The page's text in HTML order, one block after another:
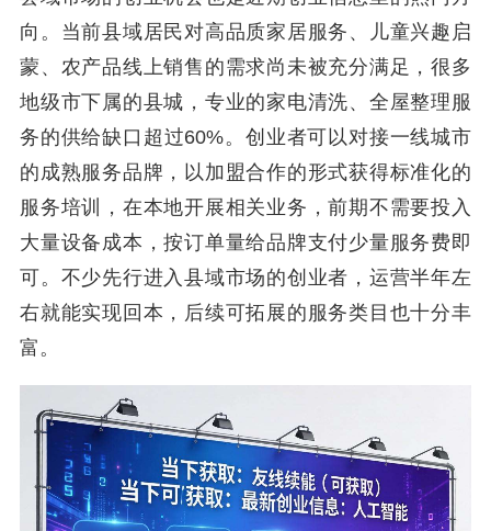
向。当前县域居民对高品质家居服务、儿童兴趣启
蒙、农产品线上销售的需求尚未被充分满足，很多
地级市下属的县城，专业的家电清洗、全屋整理服
务的供给缺口超过60%。创业者可以对接一线城市
的成熟服务品牌，以加盟合作的形式获得标准化的
服务培训，在本地开展相关业务，前期不需要投入
大量设备成本，按订单量给品牌支付少量服务费即
可。不少先行进入县域市场的创业者，运营半年左
右就能实现回本，后续可拓展的服务类目也十分丰
富。